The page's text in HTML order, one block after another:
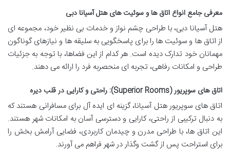
معرفی جامع انواع اتاق ها و سوئیت های هتل آسیانا دبی
هتل آسیانا دبی، با طراحی چشم نواز و خدمات بی نظیر خود، مجموعه ای
از اتاق ها و سوئیت ها را برای پاسخگویی به سلیقه ها و نیازهای گوناگون
مهمانان خود تدارک دیده است. هر کدام از این فضاها، با توجه به جزئیات
طراحی و امکانات رفاهی، تجربه ای منحصربه فرد را ارائه می دهند.
اتاق های سوپریور (Superior Rooms): راحتی و کارایی در قلب دیره
اتاق های سوپریور هتل آسیانا، گزینه ای ایده آل برای مسافرانی هستند که
به دنبال ترکیبی از راحتی، کارایی و دسترسی آسان به امکانات شهر هستند.
این اتاق ها، با طراحی مدرن و چیدمان کاربردی، فضایی آرامش بخش را
برای استراحت پس از گشت وگذار در شهر فراهم می آورند.